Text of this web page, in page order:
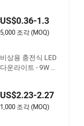
플라스틱 천장 조명
금색 내장형 패널 조
증
US$0.36-1.3
5,000 조각 (MOQ)
비상용 충전식 LED
다운라이트 - 9W 및
US$2.23-2.27
1,000 조각 (MOQ)